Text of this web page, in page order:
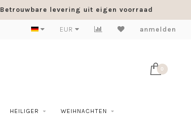
Betrouwbare levering uit eigen voorraad
EUR anmelden
0
HEILIGER WEIHNACHTEN